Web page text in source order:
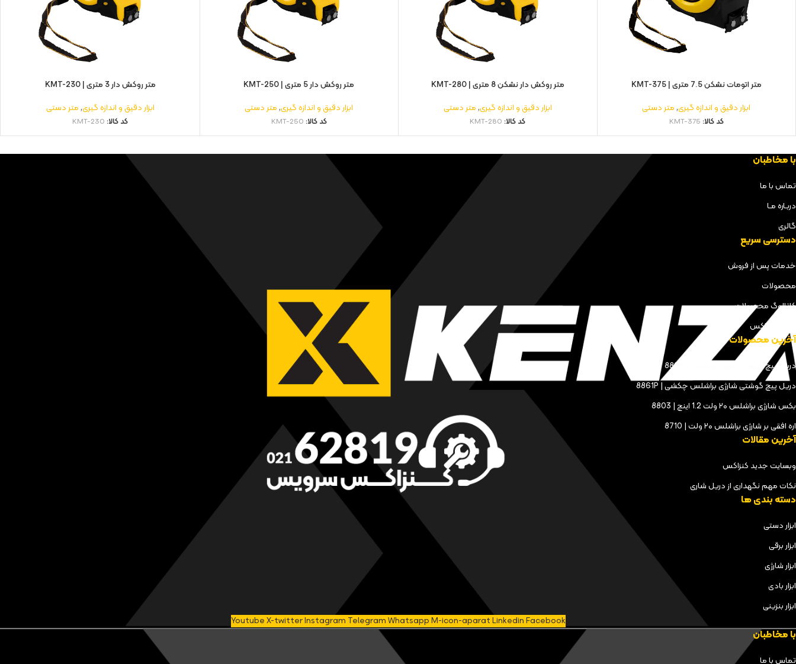
متر اتومات نشکن 7.5 متری | KMT-375
ابزار دقیق و اندازه گیری,متر دستی
کد کالا: KMT-375
متر روکش دار نشکن 8 متری | KMT-280
ابزار دقیق و اندازه گیری,متر دستی
کد کالا: KMT-280
متر روکش دار 5 متری | KMT-250
ابزار دقیق و اندازه گیری,متر دستی
کد کالا: KMT-250
متر روکش دار 3 متری | KMT-230
ابزار دقیق و اندازه گیری,متر دستی
کد کالا: KMT-230
با مخاطبان
تماس با ما
دربـاره مـا
گالری
دسترسی سریع
خدمات پس از فروش
محصولات
کاتالوگ محصولات
مجله کنزاکس
آخرین محصولات
دریل پیچ گوشتی شارژی براشلس | 8898
دریل پیچ گوشتی شارژی براشلس چکشی | 8861P
بکس شارژی براشلس ۲۰ ولت 1.2 اینچ | 8803
اره افقی بر شارژی براشلس ۲۰ ولت | 8710
آخرین مقالات
وبسایت جدید کنزاکس
نکات مهم نگهداری از دریل شاری
دسته بندی ها
ابزار دستی
ابزار برقی
ابزار شارژی
ابزار بادی
ابزار بنزینی
YoutubeX-twitterInstagram TelegramWhatsappM-icon-aparatLinkedinFacebook
با مخاطبان
تماس با ما